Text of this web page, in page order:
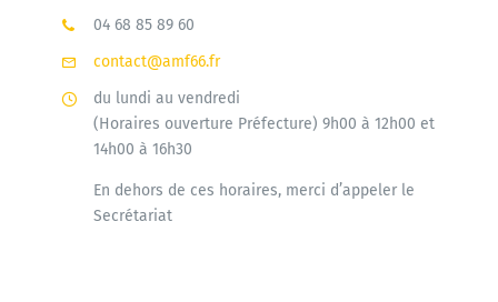
04 68 85 89 60
contact@amf66.fr
du lundi au vendredi
(Horaires ouverture Préfecture) 9h00 à 12h00 et
14h00 à 16h30
En dehors de ces horaires, merci d’appeler le
Secrétariat